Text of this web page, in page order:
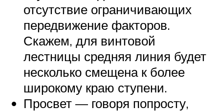
отсутствие ограничивающих
передвижение факторов.
Скажем, для винтовой
лестницы средняя линия будет
несколько смещена к более
широкому краю ступени.
Просвет — говоря попросту,